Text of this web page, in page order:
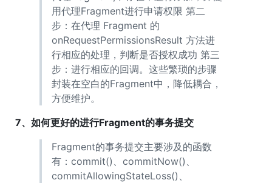
用代理Fragment进行申请权限 第二
步：在代理 Fragment 的
onRequestPermissionsResult 方法进
行相应的处理，判断是否授权成功 第三
步：进行相应的回调。这些繁琐的步骤
封装在空白的Fragment中，降低耦合，
方便维护。
7、如何更好的进行Fragment的事务提交
Fragment的事务提交主要涉及的函数
有：commit()、commitNow()、
commitAllowingStateLoss()、